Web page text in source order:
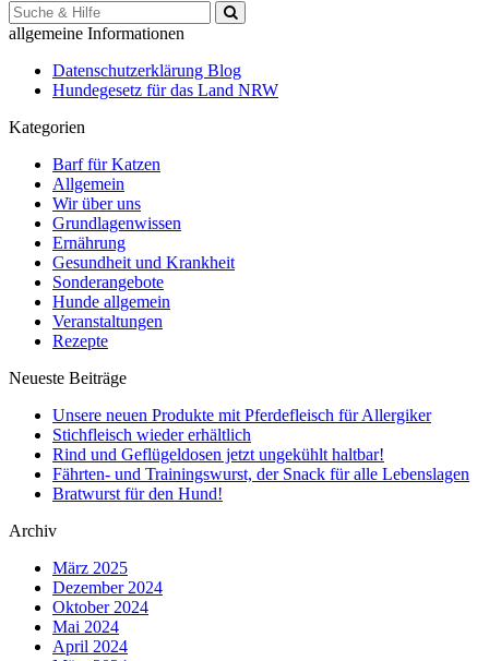
Suche
für:
allgemeine Informationen
Datenschutzerklärung Blog
Hundegesetz für das Land NRW
Kategorien
Barf für Katzen
Allgemein
Wir über uns
Grundlagenwissen
Ernährung
Gesundheit und Krankheit
Sonderangebote
Hunde allgemein
Veranstaltungen
Rezepte
Neueste Beiträge
Unsere neuen Produkte mit Pferdefleisch für Allergiker
Stichfleisch wieder erhältlich
Rind und Geflügeldosen jetzt ungekühlt haltbar!
Fährten- und Trainingswurst, der Snack für alle Lebenslagen
Bratwurst für den Hund!
Archiv
März 2025
Dezember 2024
Oktober 2024
Mai 2024
April 2024